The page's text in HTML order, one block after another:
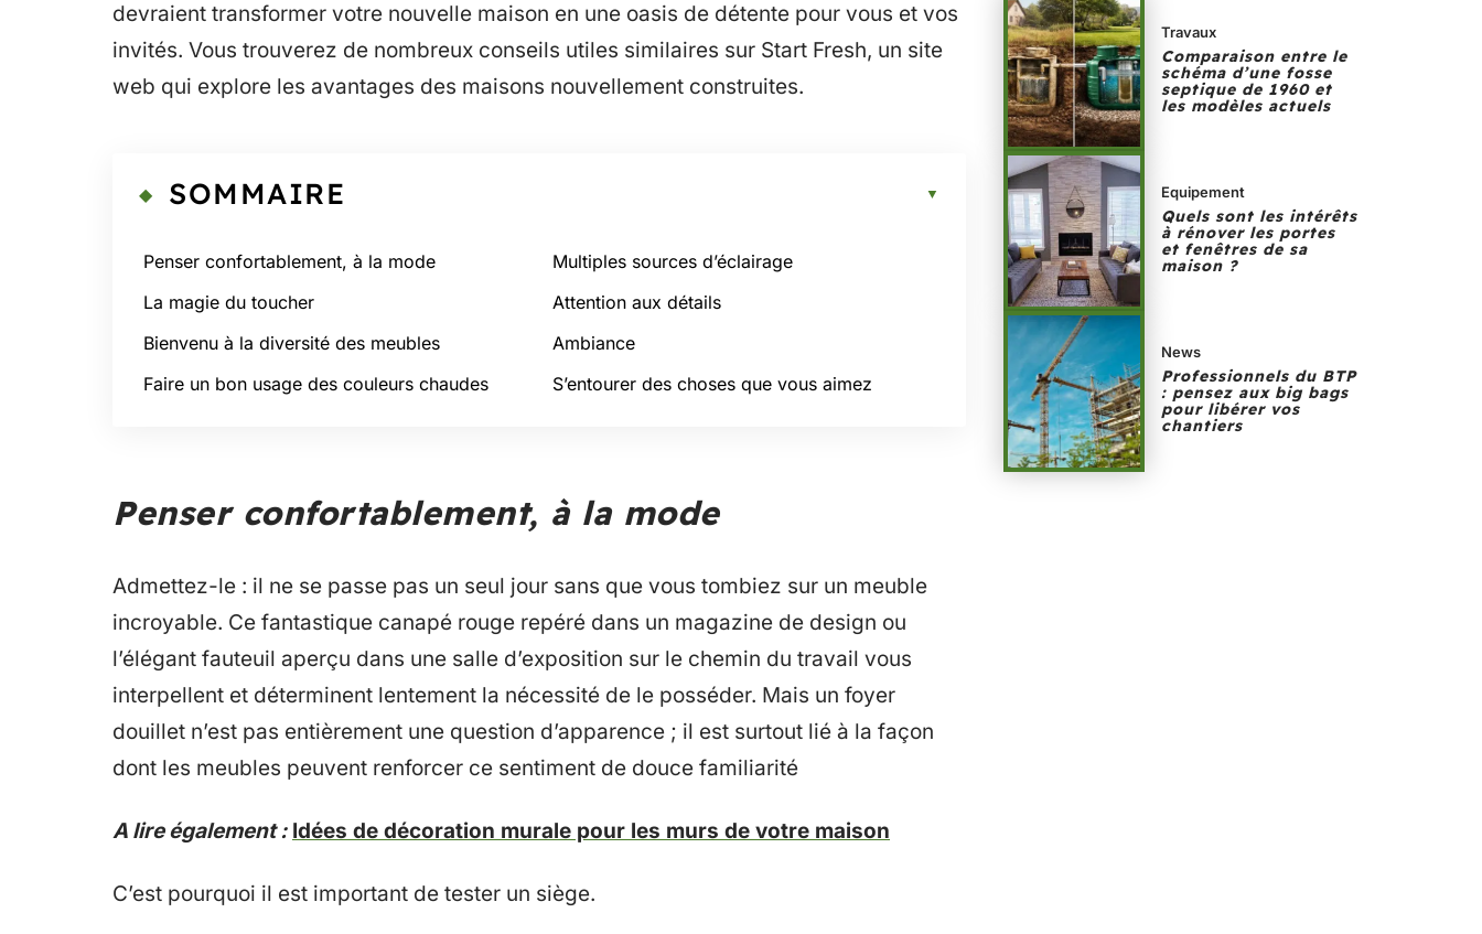
devraient transformer votre nouvelle maison en une oasis de détente pour vous et vos
invités. Vous trouverez de nombreux conseils utiles similaires sur Start Fresh, un site
web qui explore les avantages des maisons nouvellement construites.
SOMMAIRE
Penser confortablement, à la mode
La magie du toucher
Bienvenu à la diversité des meubles
Faire un bon usage des couleurs chaudes
Multiples sources d’éclairage
Attention aux détails
Ambiance
S’entourer des choses que vous aimez
Penser confortablement, à la mode
Admettez-le : il ne se passe pas un seul jour sans que vous tombiez sur un meuble
incroyable. Ce fantastique canapé rouge repéré dans un magazine de design ou
l’élégant fauteuil aperçu dans une salle d’exposition sur le chemin du travail vous
interpellent et déterminent lentement la nécessité de le posséder. Mais un foyer
douillet n’est pas entièrement une question d’apparence ; il est surtout lié à la façon
dont les meubles peuvent renforcer ce sentiment de douce familiarité
A lire également : Idées de décoration murale pour les murs de votre maison
C’est pourquoi il est important de tester un siège.
Travaux
Comparaison entre le
schéma d’une fosse
septique de 1960 et
les modèles actuels
Equipement
Quels sont les intérêts
à rénover les portes
et fenêtres de sa
maison ?
News
Professionnels du BTP
: pensez aux big bags
pour libérer vos
chantiers